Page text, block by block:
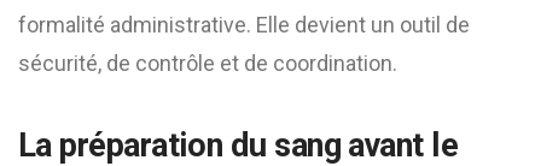
formalité administrative. Elle devient un outil de
sécurité, de contrôle et de coordination.
La préparation du sang avant le